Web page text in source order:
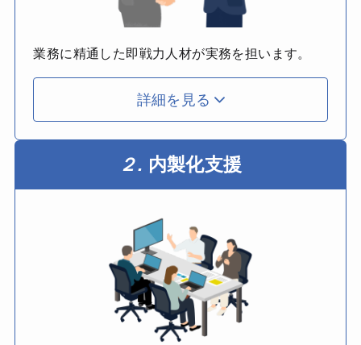
業務に精通した即戦力人材が実務を担います。
詳細を見る
２. 内製化支援